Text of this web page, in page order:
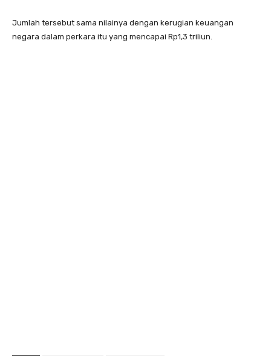
Jumlah tersebut sama nilainya dengan kerugian keuangan
negara dalam perkara itu yang mencapai Rp1,3 triliun.